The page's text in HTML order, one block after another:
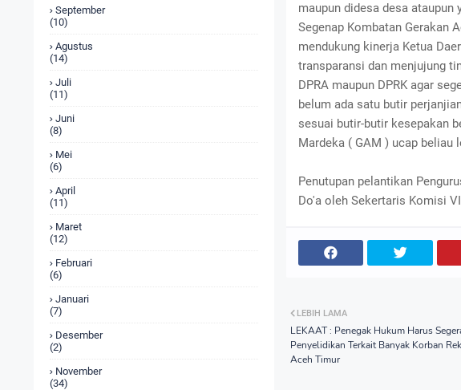
September
(10)
Agustus
(14)
Juli
(11)
Juni
(8)
Mei
(6)
April
(11)
Maret
(12)
Februari
(6)
Januari
(7)
Desember
(2)
November
(34)
maupun didesa desa ataupun
Segenap Kombatan Gerakan
mendukung kinerja Ketua
transparansi dan menjujung
DPRA maupun DPRK agar
belum ada satu butir
sesuai butir-butir kesepakan
Mardeka ( GAM ) ucap beliau
Penutupan pelantikan
Do'a oleh Sekertaris Komisi
LEBIH LAMA
LEKAAT : Penegak Hukum Harus
Penyelidikan Terkait Banyak Korban
Aceh Timur